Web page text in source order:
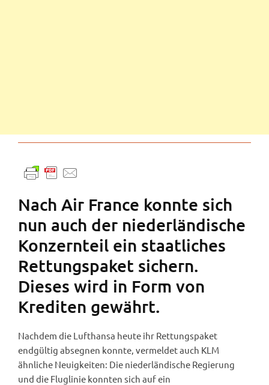
Nach Air France konnte sich
nun auch der niederländische
Konzernteil ein staatliches
Rettungspaket sichern.
Dieses wird in Form von
Krediten gewährt.
Nachdem die Lufthansa heute ihr Rettungspaket
endgültig absegnen konnte, vermeldet auch KLM
ähnliche Neuigkeiten: Die niederländische Regierung
und die Fluglinie konnten sich auf ein